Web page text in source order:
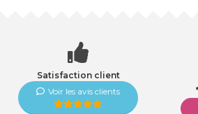
Satisfaction client
Voir les avis clients